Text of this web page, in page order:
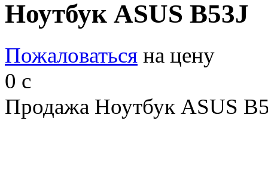
Ноутбук ASUS B53J
Пожаловаться на цену
0 c
Продажа Ноутбук ASUS